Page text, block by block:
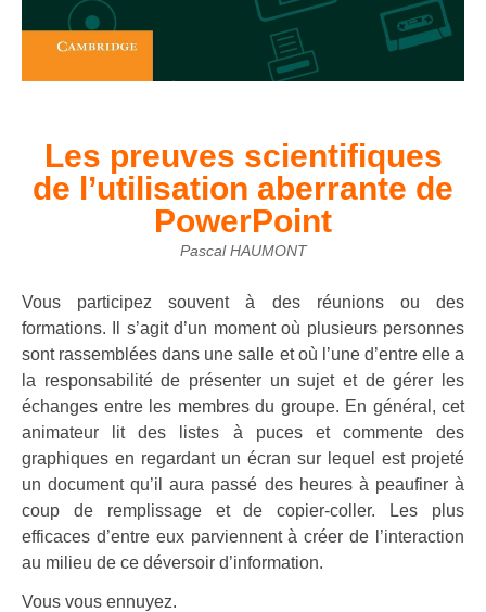
Les preuves scientifiques
de l’utilisation aberrante de
PowerPoint
Pascal HAUMONT
Vous participez souvent à des réunions ou des
formations. Il s’agit d’un moment où plusieurs personnes
sont rassemblées dans une salle et où l’une d’entre elle a
la responsabilité de présenter un sujet et de gérer les
échanges entre les membres du groupe. En général, cet
animateur lit des listes à puces et commente des
graphiques en regardant un écran sur lequel est projeté
un document qu’il aura passé des heures à peaufiner à
coup de remplissage et de copier-coller. Les plus
efficaces d’entre eux parviennent à créer de l’interaction
au milieu de ce déversoir d’information.
Vous vous ennuyez.